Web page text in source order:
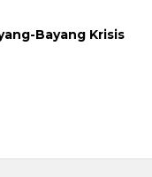
Bayang Krisis